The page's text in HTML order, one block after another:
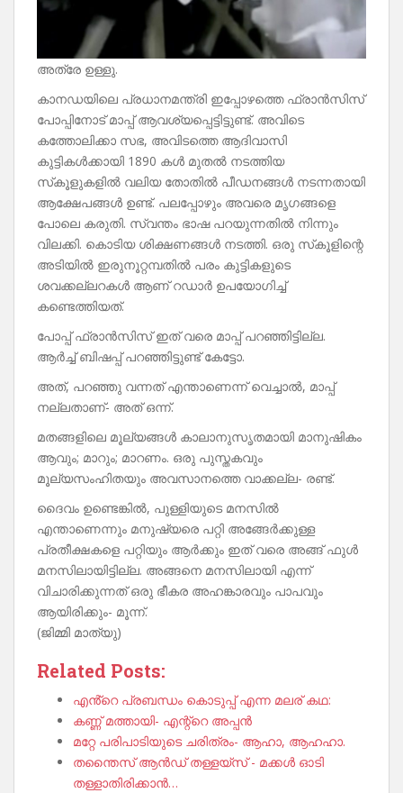
അത്രേ ഉള്ളു.
കാനഡയിലെ പ്രധാനമന്ത്രി ഇപ്പോഴത്തെ ഫ്രാൻസിസ്
പോപ്പിനോട് മാപ്പ് ആവശ്യപ്പെട്ടിട്ടുണ്ട്. അവിടെ
കത്തോലിക്കാ സഭ, അവിടത്തെ ആദിവാസി
കുട്ടികൾക്കായി 1890 കൾ മുതൽ നടത്തിയ
സ്‌കൂളുകളിൽ വലിയ തോതിൽ പീഡനങ്ങൾ നടന്നതായി
ആക്ഷേപങ്ങൾ ഉണ്ട്. പലപ്പോഴും അവരെ മൃഗങ്ങളെ
പോലെ കരുതി. സ്വന്തം ഭാഷ പറയുന്നതിൽ നിന്നും
വിലക്കി. കൊടിയ ശിക്ഷണങ്ങൾ നടത്തി. ഒരു സ്‌കൂളിന്റെ
അടിയിൽ ഇരുനൂറ്റമ്പതിൽ പരം കുട്ടികളുടെ
ശവക്കല്ലറകൾ ആണ് റഡാർ ഉപയോഗിച്ച്
കണ്ടെത്തിയത്.
പോപ്പ് ഫ്രാൻസിസ് ഇത് വരെ മാപ്പ് പറഞ്ഞിട്ടില്ല.
ആർച്ച് ബിഷപ്പ് പറഞ്ഞിട്ടുണ്ട് കേട്ടോ.
അത്, പറഞ്ഞു വന്നത് എന്താണെന്ന് വെച്ചാൽ, മാപ്പ്
നല്ലതാണ്- അത് ഒന്ന്.
മതങ്ങളിലെ മൂല്യങ്ങൾ കാലാനുസൃതമായി മാനുഷികം
ആവും; മാറും; മാറണം. ഒരു പുസ്തകവും
മൂല്യസംഹിതയും അവസാനത്തെ വാക്കല്ല- രണ്ട്.
ദൈവം ഉണ്ടെങ്കിൽ, പുള്ളിയുടെ മനസിൽ
എന്താണെന്നും മനുഷ്യരെ പറ്റി അങ്ങേർക്കുള്ള
പ്രതീക്ഷകളെ പറ്റിയും ആർക്കും ഇത് വരെ അങ്ങ് ഫുൾ
മനസിലായിട്ടില്ല. അങ്ങനെ മനസിലായി എന്ന്
വിചാരിക്കുന്നത് ഒരു ഭീകര അഹങ്കാരവും പാപവും
ആയിരിക്കും- മൂന്ന്.
(ജിമ്മി മാത്യു)
Related Posts:
എൻ്റെ പ്രബന്ധം കൊടുപ്പ് എന്ന മലര് കഥ:
കണ്ണ് മത്തായി- എന്റ്റെ അപ്പൻ
മറ്റേ പരിപാടിയുടെ ചരിത്രം- ആഹാ, ആഹഹാ.
തന്തൈസ് ആൻഡ് തള്ളയ്‌സ് - മക്കൾ ഓടി
തള്ളാതിരിക്കാൻ…